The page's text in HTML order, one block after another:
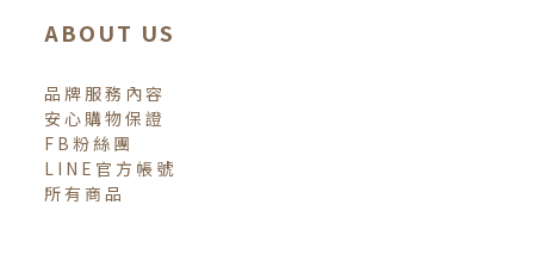
ABOUT US
品牌服務內容
安心購物保證
FB粉絲團
LINE官方帳號
所有商品